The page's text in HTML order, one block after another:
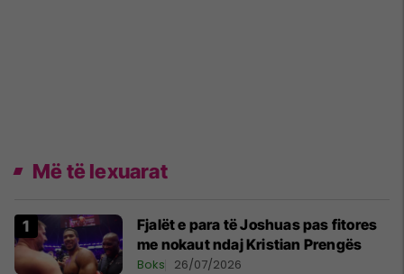
Më të lexuarat
Fjalët e para të Joshuas pas fitores
me nokaut ndaj Kristian Prengës
Boks 26/07/2026